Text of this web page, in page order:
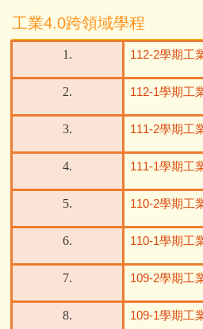
工業4.0跨領域學程
1. 112-2學期工
2. 112-1學期工
3. 111-2學期工
4. 111-1學期工
5. 110-2學期工
6. 110-1學期工
7. 109-2學期工
8. 109-1學期工